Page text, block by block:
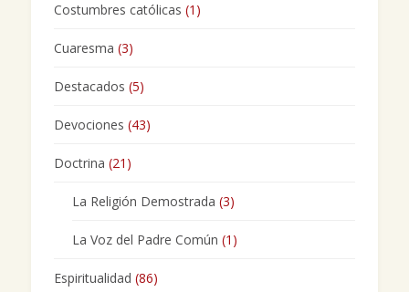
Costumbres católicas (1)
Cuaresma (3)
Destacados (5)
Devociones (43)
Doctrina (21)
La Religión Demostrada (3)
La Voz del Padre Común (1)
Espiritualidad (86)